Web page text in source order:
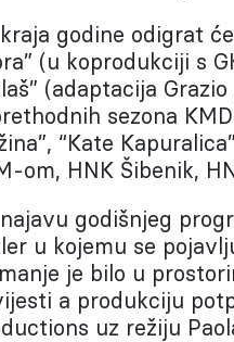
godine odigrat
(u koprodukciji s
(adaptacija
sezona
“Kate
om, HNK Šibenik,
godišnjeg
u kojemu se
je bilo u
a produkciju
uz režiju